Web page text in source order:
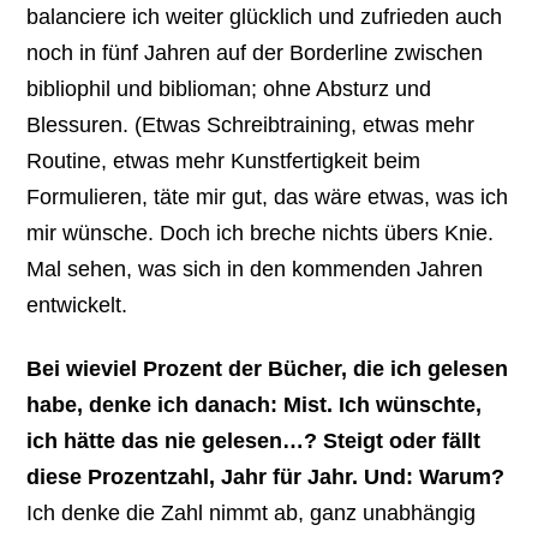
balanciere ich weiter glücklich und zufrieden auch
noch in fünf Jahren auf der Borderline zwischen
bibliophil und biblioman; ohne Absturz und
Blessuren. (Etwas Schreibtraining, etwas mehr
Routine, etwas mehr Kunstfertigkeit beim
Formulieren, täte mir gut, das wäre etwas, was ich
mir wünsche. Doch ich breche nichts übers Knie.
Mal sehen, was sich in den kommenden Jahren
entwickelt.
Bei wieviel Prozent der Bücher, die ich gelesen
habe, denke ich danach: Mist. Ich wünschte,
ich hätte das nie gelesen…? Steigt oder fällt
diese Prozentzahl, Jahr für Jahr. Und: Warum?
Ich denke die Zahl nimmt ab, ganz unabhängig